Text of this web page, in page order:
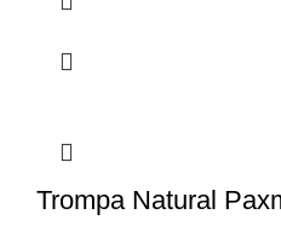
Trompa Natural